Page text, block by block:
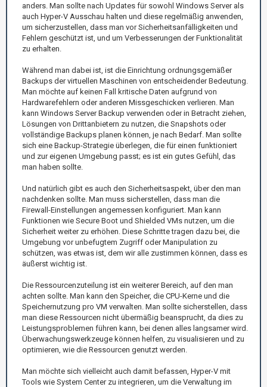
anders. Man sollte nach Updates für sowohl Windows Server als
auch Hyper-V Ausschau halten und diese regelmäßig anwenden,
um sicherzustellen, dass man vor Sicherheitsanfälligkeiten und
Fehlern geschützt ist, und um Verbesserungen der Funktionalität
zu erhalten.
Während man dabei ist, ist die Einrichtung ordnungsgemäßer
Backups der virtuellen Maschinen von entscheidender Bedeutung.
Man möchte auf keinen Fall kritische Daten aufgrund von
Hardwarefehlern oder anderen Missgeschicken verlieren. Man
kann Windows Server Backup verwenden oder in Betracht ziehen,
Lösungen von Drittanbietern zu nutzen, die Snapshots oder
vollständige Backups planen können, je nach Bedarf. Man sollte
sich eine Backup-Strategie überlegen, die für einen funktioniert
und zur eigenen Umgebung passt; es ist ein gutes Gefühl, das
man haben sollte.
Und natürlich gibt es auch den Sicherheitsaspekt, über den man
nachdenken sollte. Man muss sicherstellen, dass man die
Firewall-Einstellungen angemessen konfiguriert. Man kann
Funktionen wie Secure Boot und Shielded VMs nutzen, um die
Sicherheit weiter zu erhöhen. Diese Schritte tragen dazu bei, die
Umgebung vor unbefugtem Zugriff oder Manipulation zu
schützen, was etwas ist, dem wir alle zustimmen können, dass es
äußerst wichtig ist.
Die Ressourcenzuteilung ist ein weiterer Bereich, auf den man
achten sollte. Man kann den Speicher, die CPU-Kerne und die
Speichernutzung pro VM verwalten. Man sollte sicherstellen, dass
man diese Ressourcen nicht übermäßig beansprucht, da dies zu
Leistungsproblemen führen kann, bei denen alles langsamer wird.
Überwachungswerkzeuge können helfen, zu visualisieren und zu
optimieren, wie die Ressourcen genutzt werden.
Man möchte sich vielleicht auch damit befassen, Hyper-V mit
Tools wie System Center zu integrieren, um die Verwaltung im